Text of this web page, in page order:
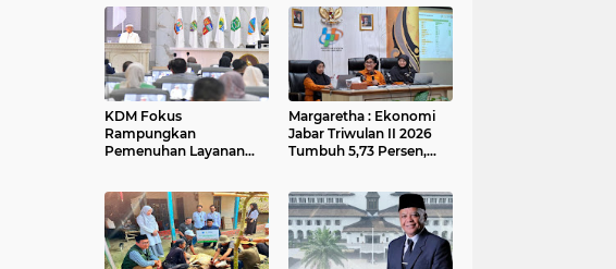
KDM Fokus
Rampungkan
Pemenuhan Layanan
Margaretha : Ekonomi
Jabar Triwulan II 2026
Tumbuh 5,73 Persen,